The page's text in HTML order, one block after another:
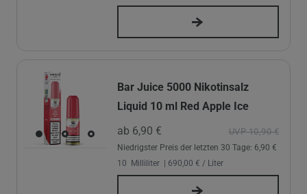
Bar Juice 5000 Nikotinsalz
Liquid 10 ml Red Apple Ice
UVP 10,90 €
ab 6,90 €
Niedrigster Preis der letzten 30 Tage: 6,90 €
10
Milliliter | 690,00 € / Liter